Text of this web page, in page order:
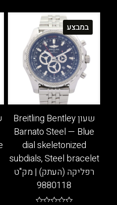
זה
יש
מספר
סוגים.
ניתן
לבחור
את
האפשרויות
בעמוד
המוצר
במבצע
שעון Breitling Bentley
Barnato Steel — Blue
dial skeletonized
subdials, Steel bracelet
רפליקה (העתק) | מק"ט
9880118